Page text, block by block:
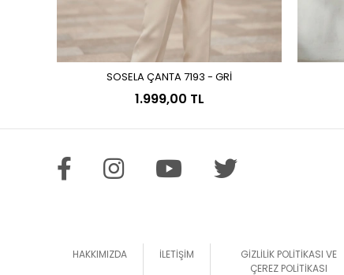
Sepete Ekle
SOSELA ÇANTA 7193 - GRİ
1.999,00 TL
HAKKIMIZDA İLETİŞİM
GİZLİLİK POLİTİKASI VE
ÇEREZ POLİTİKASI